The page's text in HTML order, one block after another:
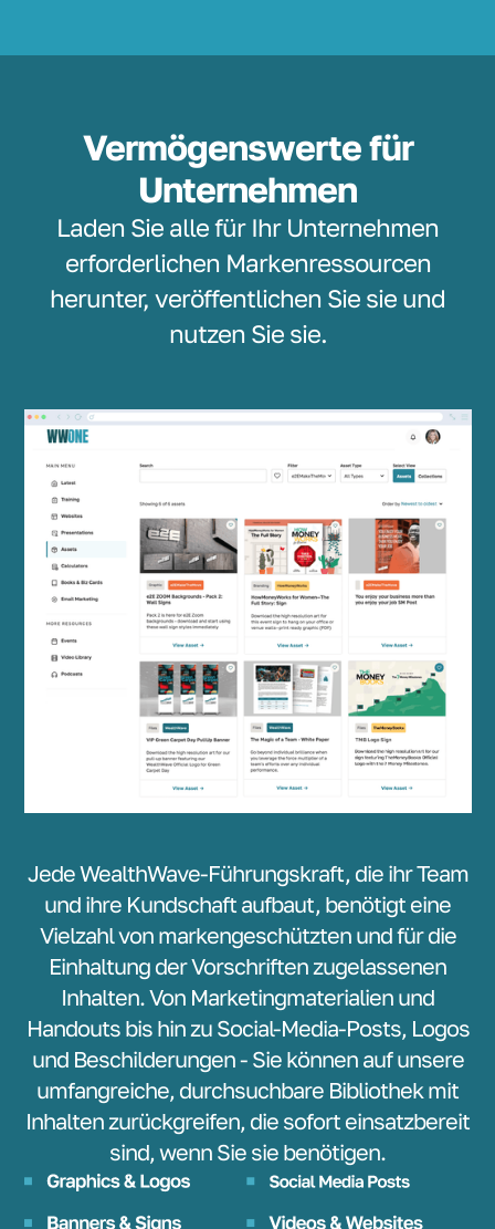
Vermögenswerte für
Unternehmen
Laden Sie alle für Ihr Unternehmen
erforderlichen Markenressourcen
herunter, veröffentlichen Sie sie und
nutzen Sie sie.
Jede WealthWave-Führungskraft, die ihr Team
und ihre Kundschaft aufbaut, benötigt eine
Vielzahl von markengeschützten und für die
Einhaltung der Vorschriften zugelassenen
Inhalten. Von Marketingmaterialien und
Handouts bis hin zu Social-Media-Posts, Logos
und Beschilderungen - Sie können auf unsere
umfangreiche, durchsuchbare Bibliothek mit
Inhalten zurückgreifen, die sofort einsatzbereit
sind, wenn Sie sie benötigen.